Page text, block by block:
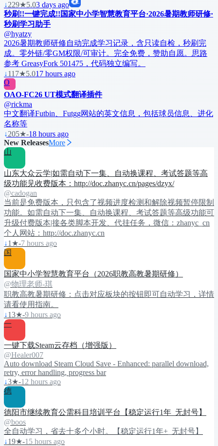
↓229★5.03 days ago
秒刷!!一键完成!!国家中小学智慧教育平台·2026暑期教师研修·
秒刷学习助手
@hyatzy
2026暑期教师研修自动完成学习记录，含只读自检，秒刷完
成。零外链/零GM权限/可审计。完全免费，赞助自愿。思路
参考 GreasyFork 501475，代码独立编写。
↓117★5.017 hours ago
O
OAO-FC26 UT模式翻译插件
@rickma
中文翻译Futbin、Futgg网站的英文信息，包括球员信息、进化
名称等
↓205★-18 hours ago
New ReleasesMore
山
山东大众云学|如需自动下一集、自动换课程、考试答题等高
级功能见收费版本：http://doc.zhanyc.cn/pages/dzyx/
@cadogan
当前是免费版本，只包含了视频进度检测和解除视频暂停限制
功能。如需自动下一集、自动换课程、考试答题等高级功能可
升级付费版本|接各类脚本开发、代挂任务，微信：zhanyc_cn
个人网站：http://doc.zhanyc.cn
↓1 ★-7 hours ago
国
国家中小学智慧教育平台（2026职教高教暑期研修）
@物理老师-琪
职教高教暑期研修：点击对应板块的按钮即可自动学习，详情
请看使用指南。
↓13★-9 hours ago
一
一键下载Steam云存档（增强版）
@Healer007
Auto download Steam Cloud Save - Enhanced: parallel download,
retry, error handling, progress bar
↓3★-12 hours ago
德
德阳市继续教育公需科目培训平台【稳定运行1年_无封号】
@boos
全自动学习，省去十多个小时。【稳定运行1年+_无封号】
↓19★-15 hours ago